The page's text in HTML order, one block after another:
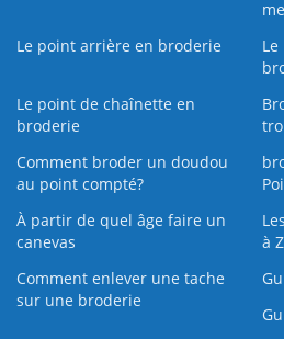
Le point arrière en broderie
Le point de chaînette en
broderie
Comment broder un doudou
au point compté?
À partir de quel âge faire un
canevas
à Z
Comment enlever une tache
sur une broderie